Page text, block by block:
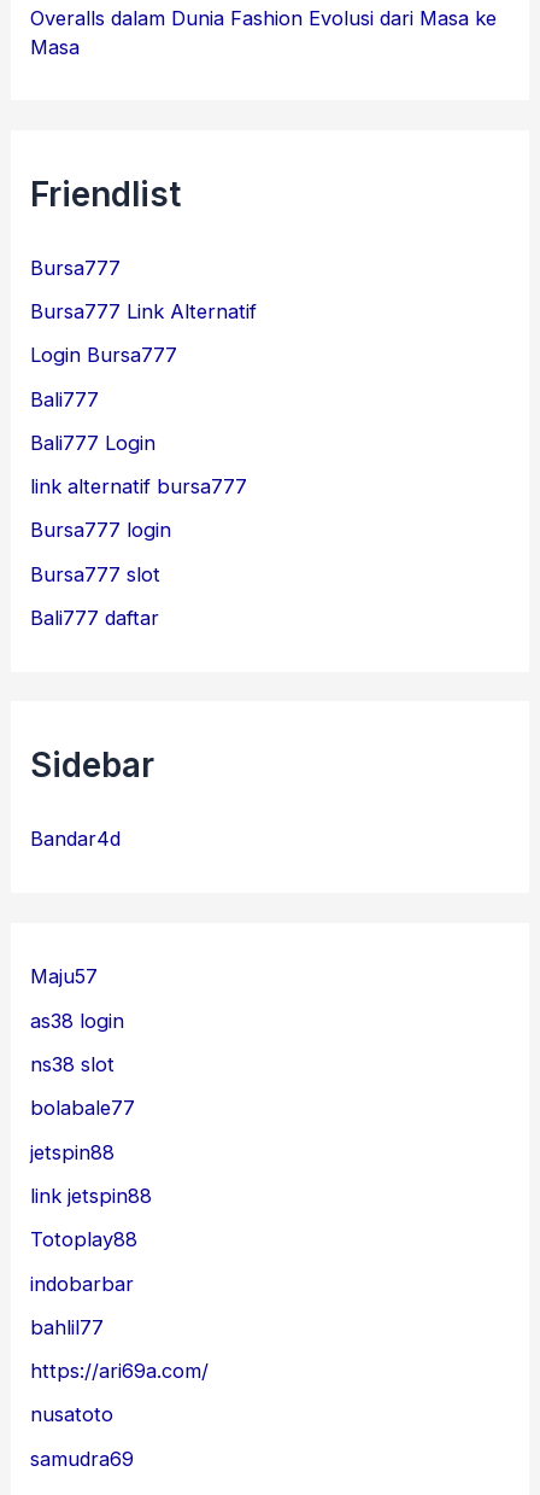
Overalls dalam Dunia Fashion Evolusi dari Masa ke
Masa
Friendlist
Bursa777
Bursa777 Link Alternatif
Login Bursa777
Bali777
Bali777 Login
link alternatif bursa777
Bursa777 login
Bursa777 slot
Bali777 daftar
Sidebar
Bandar4d
Maju57
as38 login
ns38 slot
bolabale77
jetspin88
link jetspin88
Totoplay88
indobarbar
bahlil77
https://ari69a.com/
nusatoto
samudra69